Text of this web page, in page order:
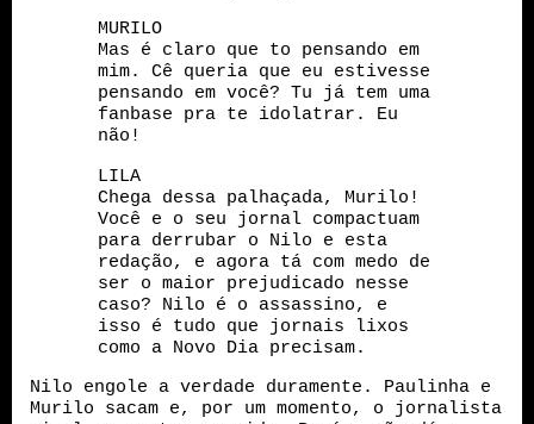
MURILO
Mas é claro que to pensando em
mim. Cê queria que eu estivesse
pensando em você? Tu já tem uma
fanbase pra te idolatrar. Eu
não!
LILA
Chega dessa palhaçada, Murilo!
Você e o seu jornal compactuam
para derrubar o Nilo e esta
redação, e agora tá com medo de
ser o maior prejudicado nesse
caso? Nilo é o assassino, e
isso é tudo que jornais lixos
como a Novo Dia precisam.
Nilo engole a verdade duramente. Paulinha e
Murilo sacam e, por um momento, o jornalista